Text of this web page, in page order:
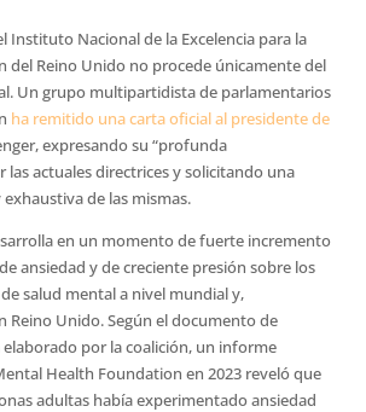
Instituto Nacional de la Excelencia para la
del Reino Unido no procede únicamente del
Un grupo multipartidista de parlamentarios
ha remitido una carta oficial al presidente de
expresando su “profunda
las actuales directrices y solicitando una
de las mismas.
en un momento de fuerte incremento
ansiedad y de creciente presión sobre los
salud mental a nivel mundial y,
Reino Unido. Según el documento de
por la coalición, un informe
Health Foundation en 2023 reveló que
adultas había experimentado ansiedad